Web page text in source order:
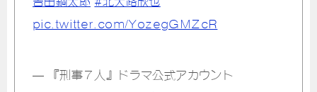
pic.twitter.com/YozegGMZcR
— 『刑事７人』ドラマ公式アカウント